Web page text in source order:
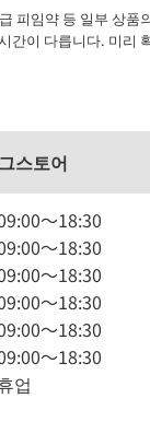
피임약 등 일부 상품
간이 다릅니다. 미리
스토어
～18:30
～18:30
～18:30
～18:30
～18:30
～18:30
업